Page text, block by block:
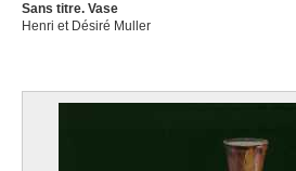
Sans titre. Vase
Henri et Désiré Muller